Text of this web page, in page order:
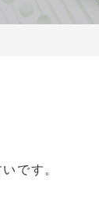
です。